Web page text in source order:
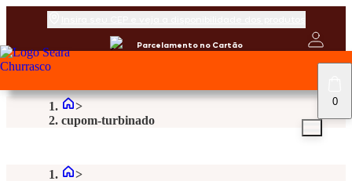
Parcelamento no Cartão
0
cupom-turbinado